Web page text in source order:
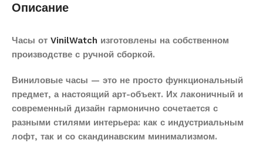
Описание
Часы от VinilWatch изготовлены на собственном
производстве с ручной сборкой.
Виниловые часы — это не просто функциональный
предмет, а настоящий арт-объект. Их лаконичный и
современный дизайн гармонично сочетается с
разными стилями интерьера: как с индустриальным
лофт, так и со скандинавским минимализмом.